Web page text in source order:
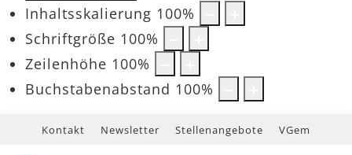
Inhaltsskalierung 100%
Schriftgröße 100%
Zeilenhöhe 100%
Buchstabenabstand 100%
Kontakt Newsletter Stellenangebote VGem